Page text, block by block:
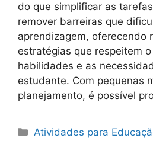
do que simplificar as
remover barreiras que
aprendizagem, oferecendo
estratégias que respeitem
habilidades e as
estudante. Com pequenas
planejamento, é possível
Categorias
Atividades para